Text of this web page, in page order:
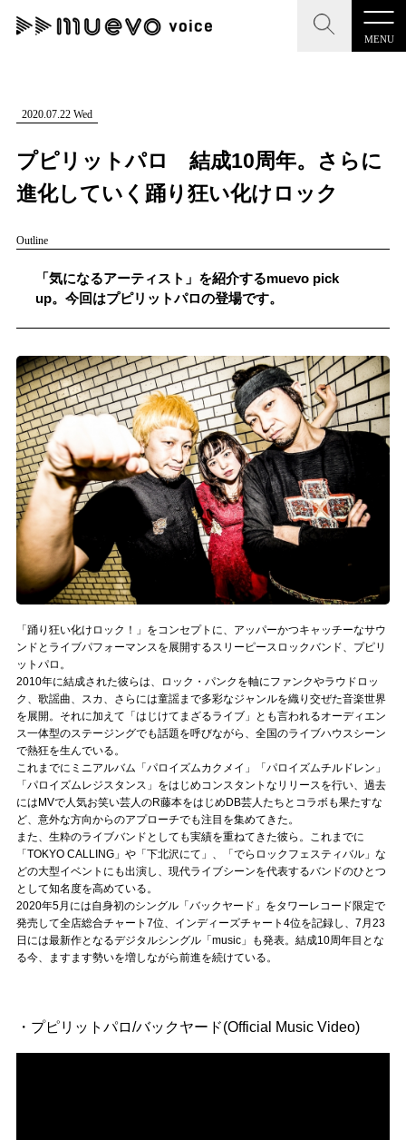
MENU
CLOSE
記事を検索する
人気ワード
#男性SSW #ポップス #女性SSW
#ヒップホップ #男性シンガーグループ #R&B/ソウル
CLOSE
"読者の声を形にする”音楽特化メディア
MENU
記事一覧
会社概要
お問い合わせ
記事リクエスト
ログイン
muevoクラウドファンディング
muevoコミュニティ
ぶいクラ！by muevo
ぶいコミュ！by muevo
ぶいマガ！ by muevo
Follow us
Official SNS
2020.07.22 Wed
プピリットパロ 結成10周年。さらに
進化していく踊り狂い化けロック
Outline
「気になるアーティスト」を紹介するmuevo pick
up。今回はプピリットパロの登場です。
「踊り狂い化けロック！」をコンセプトに、アッパーかつキャッチーなサウ
ンドとライブパフォーマンスを展開するスリーピースロックバンド、プピリ
ットパロ。
2010年に結成された彼らは、ロック・パンクを軸にファンクやラウドロッ
ク、歌謡曲、スカ、さらには童謡まで多彩なジャンルを織り交ぜた音楽世界
を展開。それに加えて「はじけてまざるライブ」とも言われるオーディエン
ス一体型のステージングでも話題を呼びながら、全国のライブハウスシーン
で熱狂を生んでいる。
これまでにミニアルバム「パロイズムカクメイ」「パロイズムチルドレン」
「パロイズムレジスタンス」をはじめコンスタントなリリースを行い、過去
にはMVで人気お笑い芸人のR藤本をはじめDB芸人たちとコラボも果たすな
ど、意外な方向からのアプローチでも注目を集めてきた。
また、生粋のライブバンドとしても実績を重ねてきた彼ら。これまでに
「TOKYO CALLING」や「下北沢にて」、「でらロックフェスティバル」な
どの大型イベントにも出演し、現代ライブシーンを代表するバンドのひとつ
として知名度を高めている。
2020年5月には自身初のシングル「バックヤード」をタワーレコード限定で
発売して全店総合チャート7位、インディーズチャート4位を記録し、7月23
日には最新作となるデジタルシングル「music」も発表。結成10周年目とな
る今、ますます勢いを増しながら前進を続けている。
・プピリットパロ/バックヤード(Official Music Video)